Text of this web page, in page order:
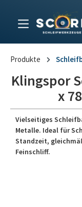
Produkte
Klingspor
x
Vielseitiges
Metalle. Ideal für
Standzeit,
Feinschliff.